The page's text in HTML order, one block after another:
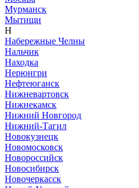
Мурманск
Мытищи
Н
Набережные Челны
Нальчик
Находка
Нерюнгри
Нефтеюганск
Нижневартовск
Нижнекамск
Нижний Новгород
Нижний-Тагил
Новокузнецк
Новомосковск
Новороссийск
Новосибирск
Новочеркасск